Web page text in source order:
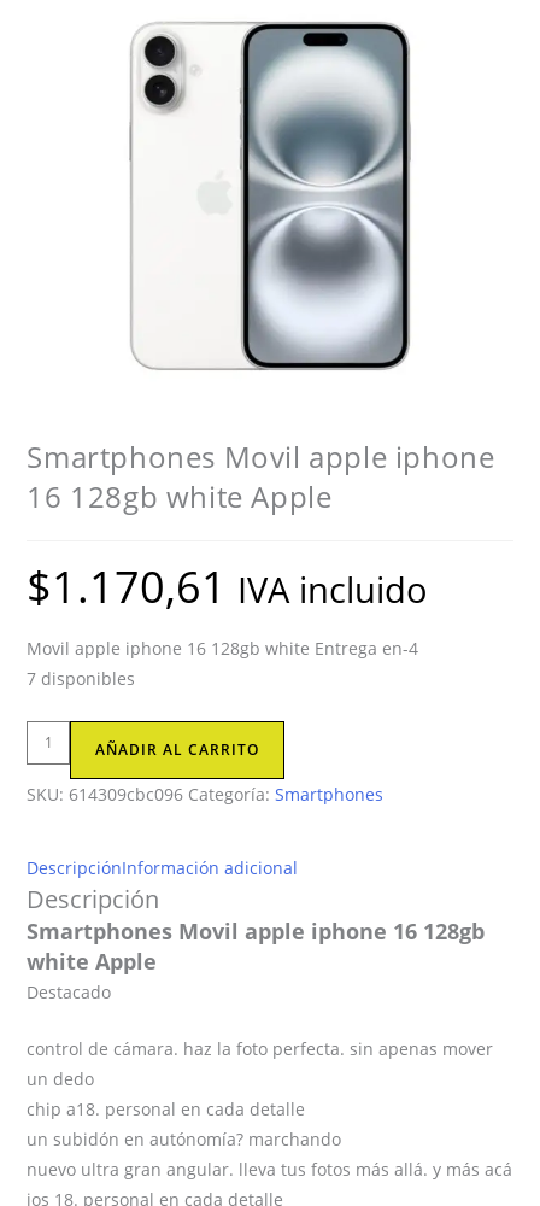
Smartphones Movil apple iphone
16 128gb white Apple
$1.170,61 IVA incluido
Movil apple iphone 16 128gb white Entrega en-4
7 disponibles
Smartphones
Movil
apple
white
Apple
cantidad
AÑADIR AL CARRITO
SKU: 614309cbc096 Categoría:Smartphones
DescripciónInformación adicional
Descripción
Smartphones Movil apple iphone 16 128gb
white Apple
Destacado
control de cámara. haz la foto perfecta. sin apenas mover
un dedo
chip a18. personal en cada detalle
un subidón en autónomía? marchando
nuevo ultra gran angular. lleva tus fotos más allá. y más acá
ios 18. personal en cada detalle